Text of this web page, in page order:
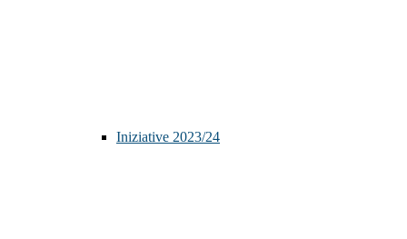
Iniziative 2023/24